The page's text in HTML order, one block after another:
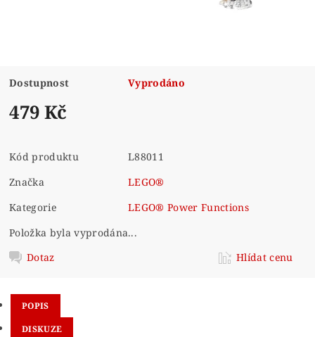
Dostupnost Vyprodáno
479 Kč
Kód produktu
L88011
Značka
LEGO®
Kategorie
LEGO® Power Functions
Položka byla vyprodána...
Dotaz
Hlídat cenu
POPIS
DISKUZE